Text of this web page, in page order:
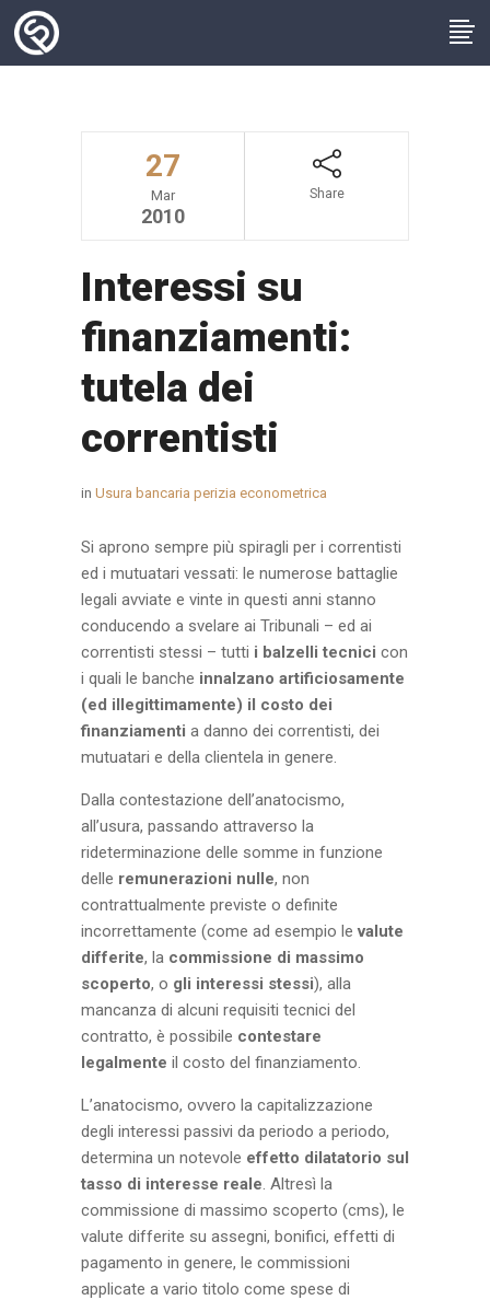
27
Mar
2010
Share
Interessi su
finanziamenti:
tutela dei
correntisti
in Usura bancaria perizia econometrica
Si aprono sempre più spiragli per i correntisti
ed i mutuatari vessati: le numerose battaglie
legali avviate e vinte in questi anni stanno
conducendo a svelare ai Tribunali – ed ai
correntisti stessi – tutti i balzelli tecnici con
i quali le banche innalzano artificiosamente
(ed illegittimamente) il costo dei
finanziamenti a danno dei correntisti, dei
mutuatari e della clientela in genere.
Dalla contestazione dell’anatocismo,
all’usura, passando attraverso la
rideterminazione delle somme in funzione
delle remunerazioni nulle, non
contrattualmente previste o definite
incorrettamente (come ad esempio le valute
differite, la commissione di massimo
scoperto, o gli interessi stessi), alla
mancanza di alcuni requisiti tecnici del
contratto, è possibile contestare
legalmente il costo del finanziamento.
L’anatocismo, ovvero la capitalizzazione
degli interessi passivi da periodo a periodo,
determina un notevole effetto dilatatorio sul
tasso di interesse reale. Altresì la
commissione di massimo scoperto (cms), le
valute differite su assegni, bonifici, effetti di
pagamento in genere, le commissioni
applicate a vario titolo come spese di